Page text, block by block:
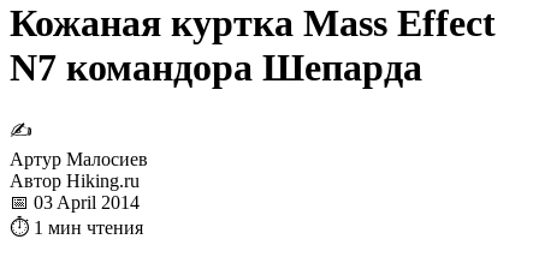
Кожаная куртка Mass Effect
N7 командора Шепарда
✍
Артур Малосиев
Автор Hiking.ru
📅 03 April 2014
⏱ 1 мин чтения